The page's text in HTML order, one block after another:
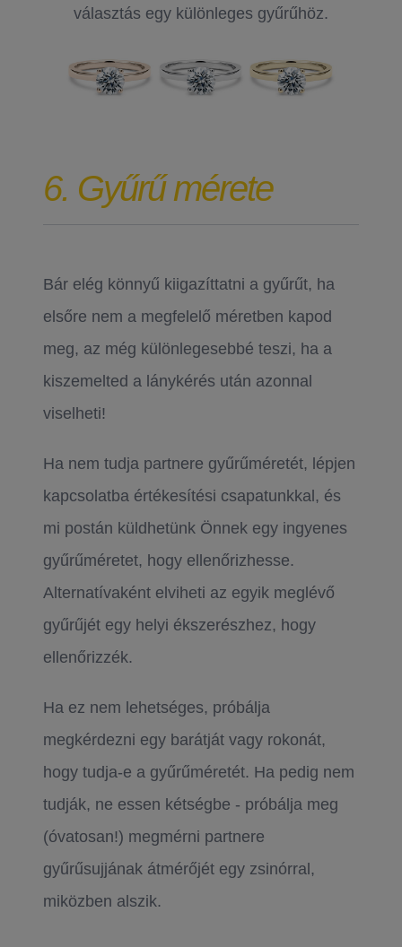
választás egy különleges gyűrűhöz.
6. Gyűrű mérete
Bár elég könnyű kiigazíttatni a gyűrűt, ha
elsőre nem a megfelelő méretben kapod
meg, az még különlegesebbé teszi, ha a
kiszemelted a lánykérés után azonnal
viselheti!
Ha nem tudja partnere gyűrűméretét, lépjen
kapcsolatba értékesítési csapatunkkal, és
mi postán küldhetünk Önnek egy ingyenes
gyűrűméretet, hogy ellenőrizhesse.
Alternatívaként elviheti az egyik meglévő
gyűrűjét egy helyi ékszerészhez, hogy
ellenőrizzék.
Ha ez nem lehetséges, próbálja
megkérdezni egy barátját vagy rokonát,
hogy tudja-e a gyűrűméretét. Ha pedig nem
tudják, ne essen kétségbe - próbálja meg
(óvatosan!) megmérni partnere
gyűrűsujjának átmérőjét egy zsinórral,
miközben alszik.